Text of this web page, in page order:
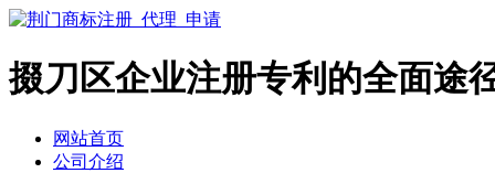
掇刀区企业注册专利的全面途
网站首页
公司介绍